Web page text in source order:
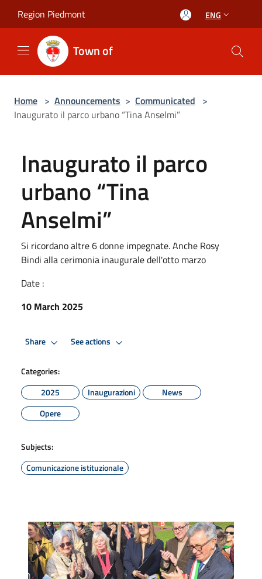
Region Piedmont ENG
Town of
Home > Announcements > Communicated >
Inaugurato il parco urbano “Tina Anselmi”
Inaugurato il parco
urbano “Tina
Anselmi”
Si ricordano altre 6 donne impegnate. Anche Rosy
Bindi alla cerimonia inaugurale dell'otto marzo
Date :
10 March 2025
Share See actions
Categories:
2025
Inaugurazioni
News
Opere
Subjects:
Comunicazione istituzionale